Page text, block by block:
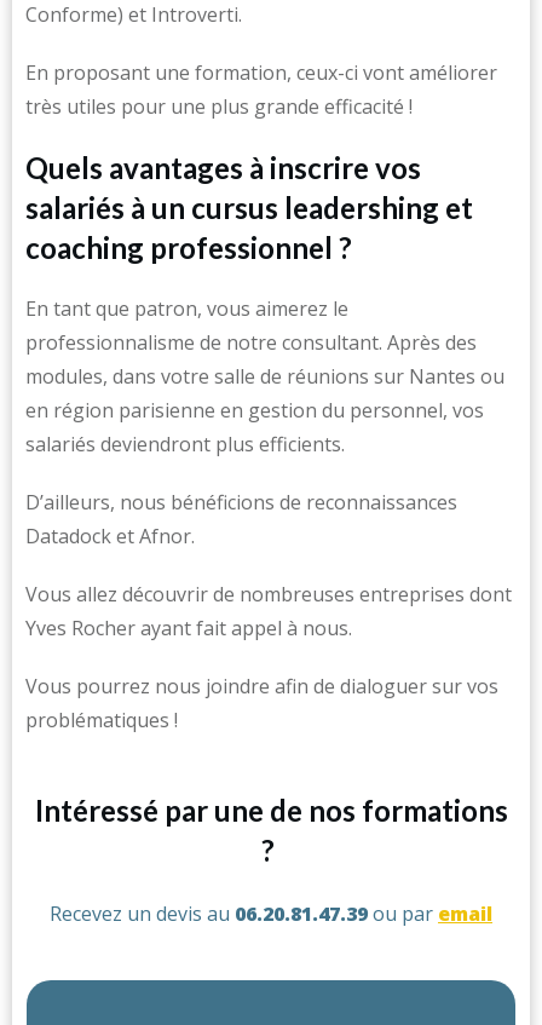
Conforme) et Introverti.
En proposant une formation, ceux-ci vont améliorer
très utiles pour une plus grande efficacité !
Quels avantages à inscrire vos
salariés à un cursus leadershing et
coaching professionnel ?
En tant que patron, vous aimerez le
professionnalisme de notre consultant. Après des
modules, dans votre salle de réunions sur Nantes ou
en région parisienne en gestion du personnel, vos
salariés deviendront plus efficients.
D’ailleurs, nous bénéficions de reconnaissances
Datadock et Afnor.
Vous allez découvrir de nombreuses entreprises dont
Yves Rocher ayant fait appel à nous.
Vous pourrez nous joindre afin de dialoguer sur vos
problématiques !
Intéressé par une de nos formations
?
Recevez un devis au 06.20.81.47.39ou par email